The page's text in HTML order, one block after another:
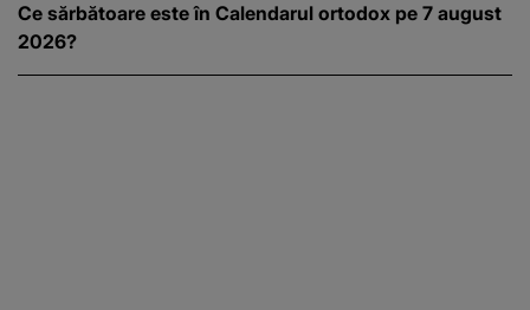
Ce sărbătoare este în Calendarul ortodox pe 7 august
2026?